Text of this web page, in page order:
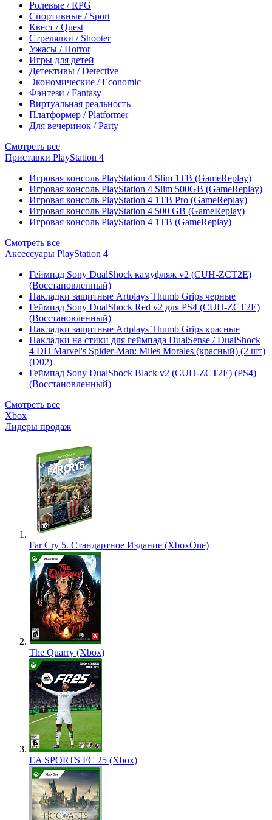
Ролевые / RPG
Спортивные / Sport
Квест / Quest
Стрелялки / Shooter
Ужасы / Horror
Игры для детей
Детективы / Detective
Экономические / Economic
Фэнтези / Fantasy
Виртуальная реальность
Платформер / Platformer
Для вечеринок / Party
Смотреть все
Приставки PlayStation 4
Игровая консоль PlayStation 4 Slim 1TB (GameReplay)
Игровая консоль PlayStation 4 Slim 500GB (GameReplay)
Игровая консоль PlayStation 4 1TB Pro (GameReplay)
Игровая консоль PlayStation 4 500 GB (GameReplay)
Игровая консоль PlayStation 4 1TB (GameReplay)
Смотреть все
Аксессуары PlayStation 4
Геймпад Sony DualShock камуфляж v2 (CUH-ZCT2E)
(Восстановленный)
Накладки защитные Artplays Thumb Grips черные
Геймпад Sony DualShock Red v2 для PS4 (CUH-ZCT2E)
(Восстановленный)
Накладки защитные Artplays Thumb Grips красные
Накладки на стики для геймпада DualSense / DualShock
4 DH Marvel's Spider-Man: Miles Morales (красный) (2 шт)
(D02)
Геймпад Sony DualShock Black v2 (CUH-ZCT2E) (PS4)
(Восстановленный)
Смотреть все
Xbox
Лидеры продаж
Far Cry 5. Стандартное Издание (XboxOne)
The Quarry (Xbox)
EA SPORTS FC 25 (Xbox)